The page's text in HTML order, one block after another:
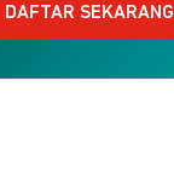
DAFTAR SEKARANG